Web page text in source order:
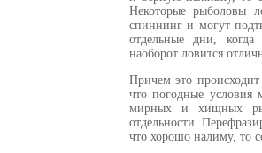
Некоторые рыболовы
спиннинг и могут
отдельные дни,
наоборот ловится
Причем это
что погодные условия
мирных и хищных
отдельности.
что хорошо налиму, то